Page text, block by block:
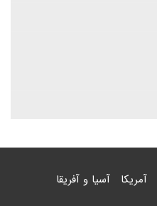
آمریکا آسیا و آفریقا